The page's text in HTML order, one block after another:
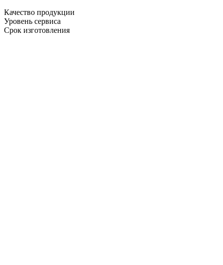
Качество продукции
Уровень сервиса
Срок изготовления